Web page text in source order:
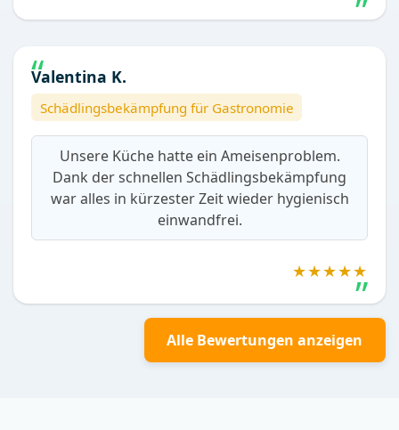
Valentina K.
Schädlingsbekämpfung für Gastronomie
Unsere Küche hatte ein Ameisenproblem.
Dank der schnellen Schädlingsbekämpfung
war alles in kürzester Zeit wieder hygienisch
einwandfrei.
★★★★★
Alle Bewertungen anzeigen